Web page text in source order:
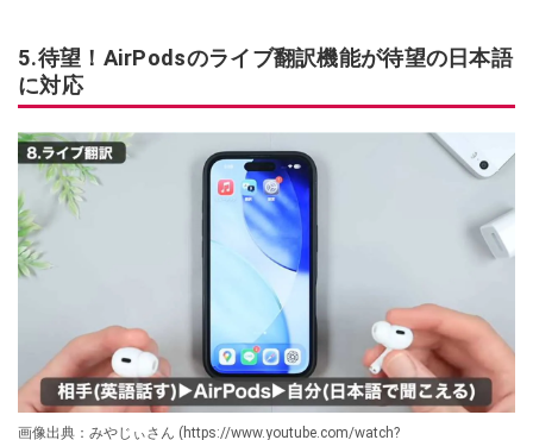
5.待望！AirPodsのライブ翻訳機能が待望の日本語
に対応
画像出典：みやじぃさん (https://www.youtube.com/watch?